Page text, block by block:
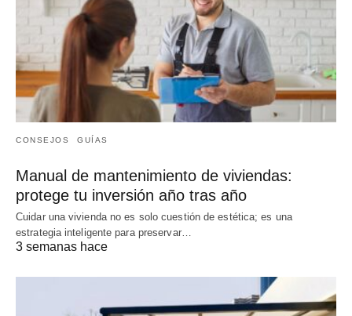
CONSEJOS GUÍAS
Manual de mantenimiento de viviendas:
protege tu inversión año tras año
Cuidar una vivienda no es solo cuestión de estética; es una
estrategia inteligente para preservar…
3 semanas hace